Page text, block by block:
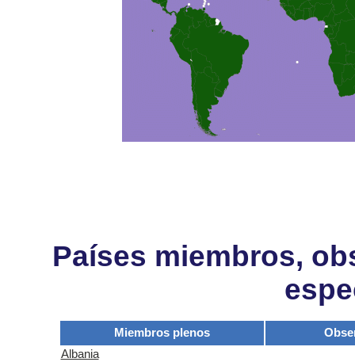
Países miembros,
Miembros plenos
Albania